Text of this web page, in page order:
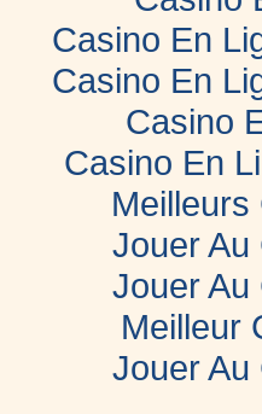
Casino En
Casino En
Casino
Casino En
Meilleurs
Jouer Au
Jouer Au
Meilleur
Jouer Au